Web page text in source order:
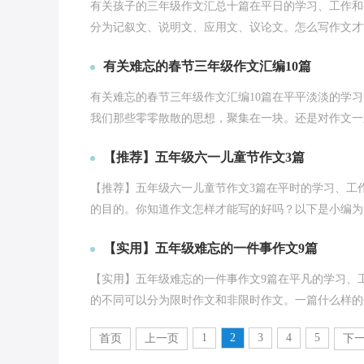
有关孩子的三年级作文汇总十篇在平日的学习、工作
分为记叙文、说明文、应用文、议论文。怎么写作文
有关难忘的春节三年级作文汇编10篇
有关难忘的春节三年级作文汇编10篇在平平淡淡的学
我们那些零零散散的思想，聚集在一块。还是对作文
【推荐】五年级六一儿童节作文3篇
【推荐】五年级六一儿童节作文3篇在平时的学习、
的目的。你知道作文怎样才能写的好吗？以下是小编
【实用】五年级难忘的一件事作文9篇
【实用】五年级难忘的一件事作文9篇在平凡的学习
的不同可以分为限时作文和非限时作文。一篇什么样
首页 上一页 1 2 3 4 5 下